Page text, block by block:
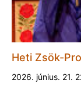
Heti Zsök-
2026. június. 21.